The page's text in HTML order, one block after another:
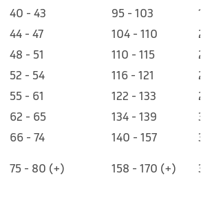
40 - 43 95 - 103
44 - 47 104 - 110
48 - 51 110 - 115
52 - 54 116 - 121
55 - 61 122 - 133
62 - 65 134 - 139
66 - 74 140 - 157
75 - 80 (+) 158 - 170 (+)